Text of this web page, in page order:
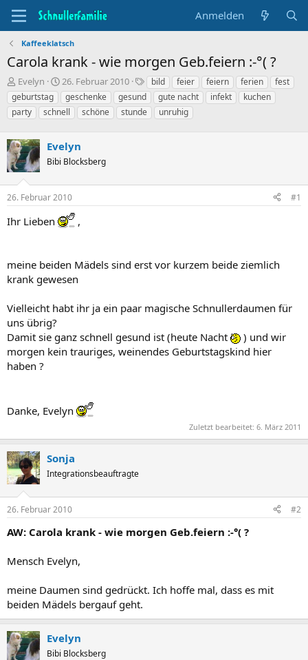
Anmelden
Kaffeeklatsch
Carola krank - wie morgen Geb.feiern :-°( ?
T
h
e
m
n
s
t
a
t
e
r
Evelyn
B
e
g
i
n
a
u
m
26. Februar 2010
S
t
i
c
bild feier feiern ferien
fest
geburtstag
geschenke gesund gute nacht infekt
kuchen
party
schnell schöne stunde unruhig
Evelyn
Bibi Blocksberg
26. Februar 2010 #1
Ihr Lieben ,
meine beiden Mädels sind erst vor kurzem beide ziemlich
krank gewesen
Vielleicht habt ihr ja ein paar magische Schnullerdaumen für
uns übrig?
Damit sie ganz schnell gesund ist (heute Nacht
) und wir
morgen kein trauriges, weinendes Geburtstagskind hier
haben ?
Danke, Evelyn
Zuletzt bearbeitet: 6. März 2011
Sonja
Integrationsbeauftragte
26. Februar 2010 #2
AW: Carola krank - wie morgen Geb.feiern :-°( ?
Mensch Evelyn,
meine Daumen sind gedrückt. Ich hoffe mal, dass es mit
beiden Mädels bergauf geht.
Evelyn
Bibi Blocksberg